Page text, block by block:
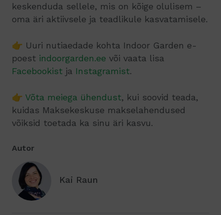
keskenduda sellele, mis on kõige olulisem –
oma äri aktiivsele ja teadlikule kasvatamisele.
👉 Uuri nutiaedade kohta Indoor Garden e-
poest indoorgarden.ee või vaata lisa
Facebookist ja Instagramist.
👉 Võta meiega ühendust, kui soovid teada,
kuidas Maksekeskuse makselahendused
võiksid toetada ka sinu äri kasvu.
Autor
Kai Raun